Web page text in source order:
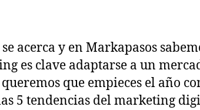
acerca y en Markapasos
es clave adaptarse a un
queremos que empieces el año
5 tendencias del marketing